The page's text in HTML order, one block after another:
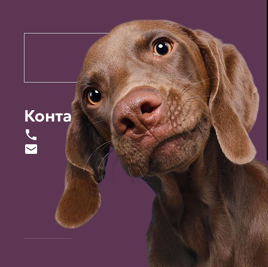
Контакты